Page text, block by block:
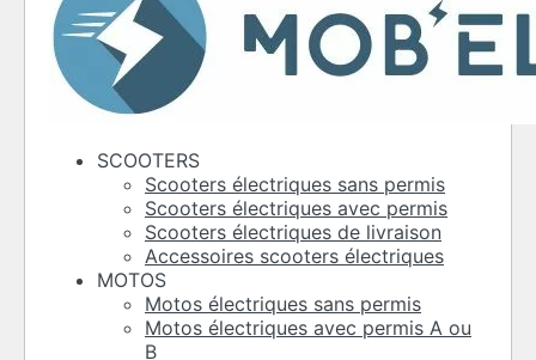
SCOOTERS
Scooters électriques sans permis
Scooters électriques avec permis
Scooters électriques de livraison
Accessoires scooters électriques
MOTOS
Motos électriques sans permis
Motos électriques avec permis A ou
B